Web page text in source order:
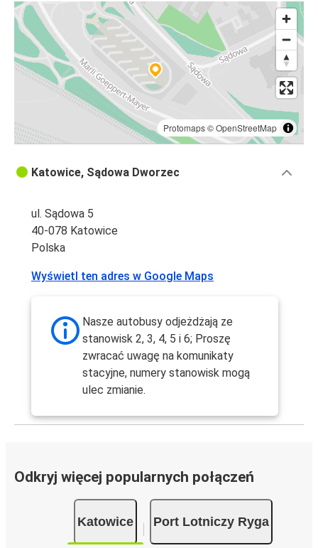
Protomaps©OpenStreetMap
Katowice, Sądowa Dworzec
ul. Sądowa 5
40-078 Katowice
Polska
Wyświetl ten adres w Google Maps
Nasze autobusy odjeżdżają ze
stanowisk 2, 3, 4, 5 i 6; Proszę
zwracać uwagę na komunikaty
stacyjne, numery stanowisk mogą
ulec zmianie.
Odkryj więcej popularnych połączeń
Katowice Port Lotniczy Ryga